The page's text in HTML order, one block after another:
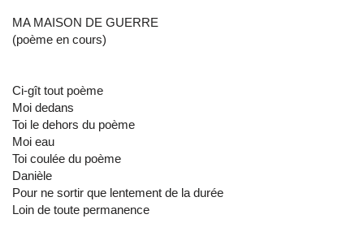
MA MAISON DE GUERRE
(poème en cours)
Ci-gît tout poème
Moi dedans
Toi le dehors du poème
Moi eau
Toi coulée du poème
Danièle
Pour ne sortir que lentement de la durée
Loin de toute permanence